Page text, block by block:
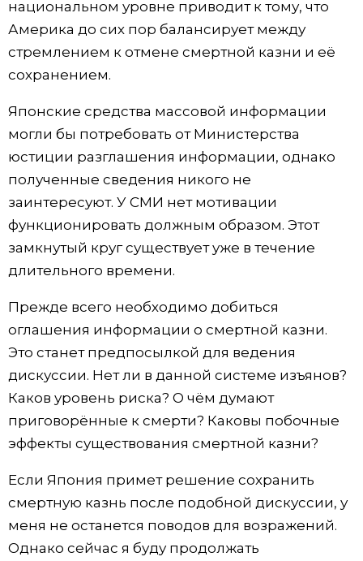
национальном уровне приводит к тому, что
Америка до сих пор балансирует между
стремлением к отмене смертной казни и её
сохранением.
Японские средства массовой информации
могли бы потребовать от Министерства
юстиции разглашения информации, однако
полученные сведения никого не
заинтересуют. У СМИ нет мотивации
функционировать должным образом. Этот
замкнутый круг существует уже в течение
длительного времени.
Прежде всего необходимо добиться
оглашения информации о смертной казни.
Это станет предпосылкой для ведения
дискуссии. Нет ли в данной системе изъянов?
Каков уровень риска? О чём думают
приговорённые к смерти? Каковы побочные
эффекты существования смертной казни?
Если Япония примет решение сохранить
смертную казнь после подобной дискуссии, у
меня не останется поводов для возражений.
Однако сейчас я буду продолжать